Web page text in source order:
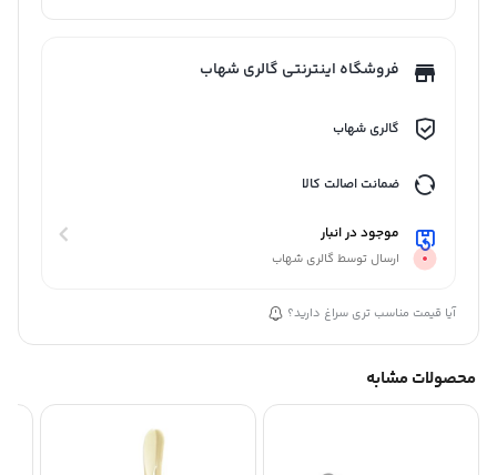
فروشگاه اینترنتی گالری شهاب
گالری شهاب
ضمانت اصالت کالا
موجود در انبار
ارسال توسط گالری شهاب
آیا قیمت مناسب تری سراغ دارید؟
محصولات مشابه